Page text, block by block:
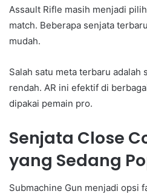
Assault Rifle masih menjadi
match. Beberapa senjata
mudah.
Salah satu meta terbaru adalah
rendah. AR ini efektif di
dipakai pemain pro.
Senjata Close
yang Sedang
Submachine Gun menjadi opsi